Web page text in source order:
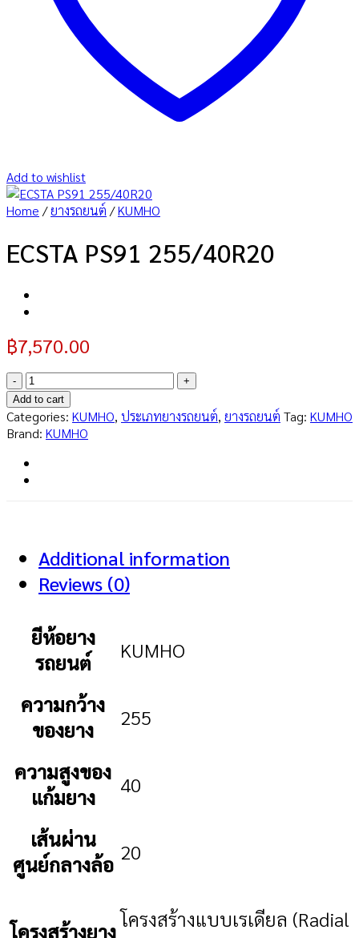
Add to wishlist
Home /ยางรถยนต์ /KUMHO
ECSTA PS91 255/40R20
฿7,570.00
ECSTA
PS91
255/40R20
quantity
Add to cart
Categories: KUMHO, ประเภทยางรถยนต์, ยางรถยนต์ Tag: KUMHO
Brand: KUMHO
Additional information
Reviews (0)
ยีห้อยาง
รถยนต์
KUMHO
ความกว้าง
ของยาง
255
ความสูงของ
แก้มยาง
40
เส้นผ่าน
ศูนย์กลางล้อ 20
โครงสร้างยางโครงสร้างแบบเรเดียล (Radial